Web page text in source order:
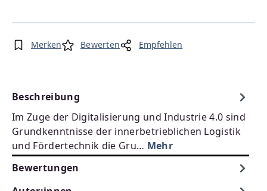
Merken Bewerten Empfehlen
Beschreibung
Im Zuge der Digitalisierung und Industrie 4.0 sind
Grundkenntnisse der innerbetrieblichen Logistik
und Fördertechnik die Gru… Mehr
Bewertungen